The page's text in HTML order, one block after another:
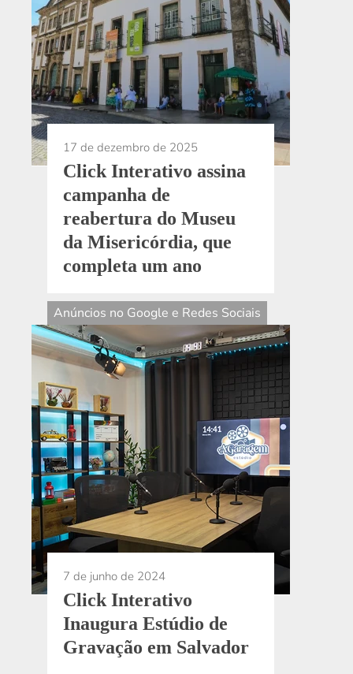
17 de dezembro de 2025
Click Interativo assina
campanha de
reabertura do Museu
da Misericórdia, que
completa um ano
Anúncios no Google e Redes Sociais
7 de junho de 2024
Click Interativo
Inaugura Estúdio de
Gravação em Salvador